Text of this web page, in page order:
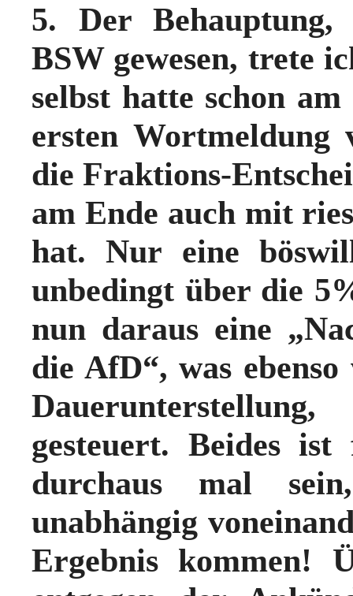
5. Der
BSW gewesen, trete
selbst hatte schon
ersten Wortmeldung
die Fraktions-
am Ende auch mit
hat. Nur eine
unbedingt über die
nun daraus eine
die AfD“, was
gesteuert. Beides
durchaus mal
unabhängig
Ergebnis kommen!